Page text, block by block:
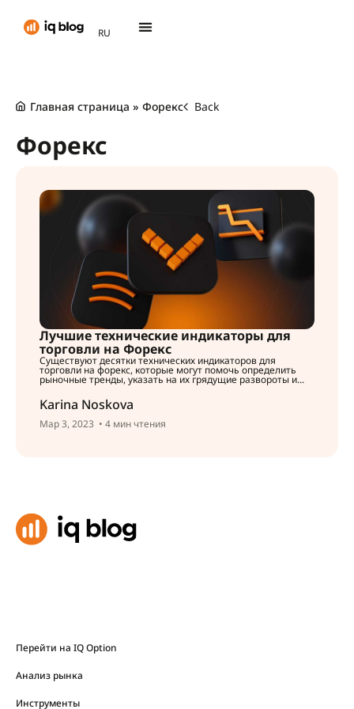
RU
TH
Главная страница » Форекс Back
Форекс
Лучшие технические индикаторы для
торговли на Форекс
Существуют десятки технических индикаторов для
торговли на форекс, которые могут помочь определить
рыночные тренды, указать на их грядущие развороты и...
Karina Noskova
Мар 3, 2023 • 4 мин чтения
Перейти на IQ Option
Анализ рынка
Инструменты